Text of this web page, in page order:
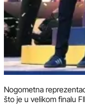
Nogometna
što je u velikom finalu